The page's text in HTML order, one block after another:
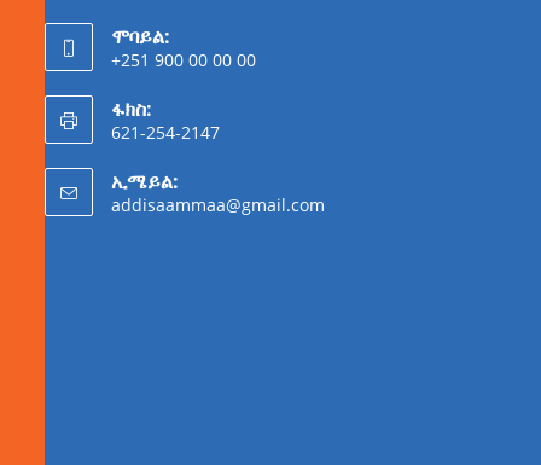
ሞባይል:
+251 900 00 00 00
ፋክስ:
621-254-2147
ኢሜይል:
addisaammaa@gmail.com